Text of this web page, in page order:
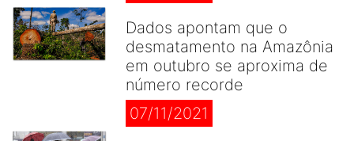
Dados apontam que o
desmatamento na Amazônia
em outubro se aproxima de
número recorde
07/11/2021